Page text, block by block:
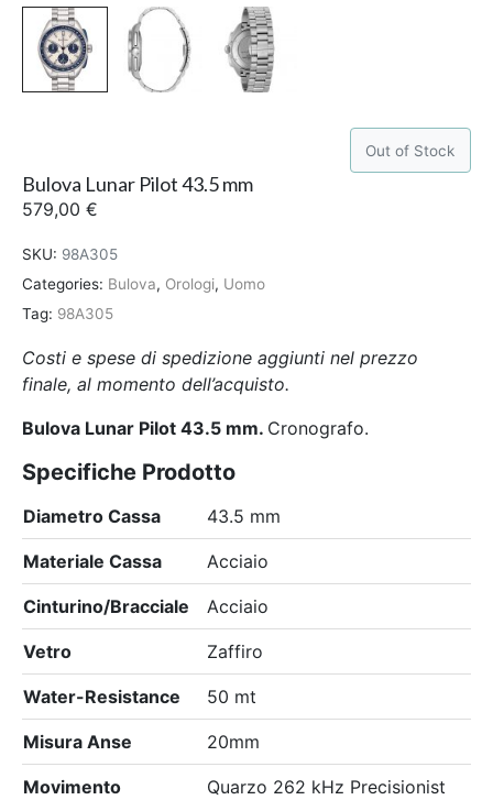
Out of Stock
Bulova Lunar Pilot 43.5 mm
579,00 €
SKU: 98A305
Categories: Bulova, Orologi, Uomo
Tag: 98A305
Costi e spese di spedizione aggiunti nel prezzo
finale, al momento dell’acquisto.
Bulova Lunar Pilot 43.5 mm. Cronografo.
Specifiche Prodotto
Diametro Cassa 43.5 mm
Materiale Cassa Acciaio
Cinturino/Bracciale Acciaio
Vetro Zaffiro
Water-Resistance 50 mt
Misura Anse 20mm
Movimento Quarzo 262 kHz Precisionist